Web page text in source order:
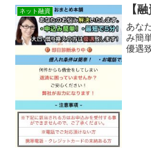
もら
して
ネット融資 【
あな
み簡
優遇